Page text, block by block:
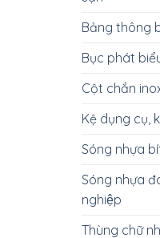
Bảng thông
Bục phát
Cột chắn
Kệ dụng cụ,
Sóng nhựa
Sóng nhựa
nghiệp
Thùng chữ